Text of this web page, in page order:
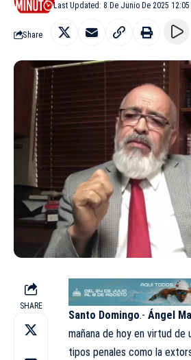
Last Updated: 8 De Junio De 2025 12:05
Share
SHARE
Santo Domingo.- Ángel
mañana de hoy en virtud de
tipos penales como la